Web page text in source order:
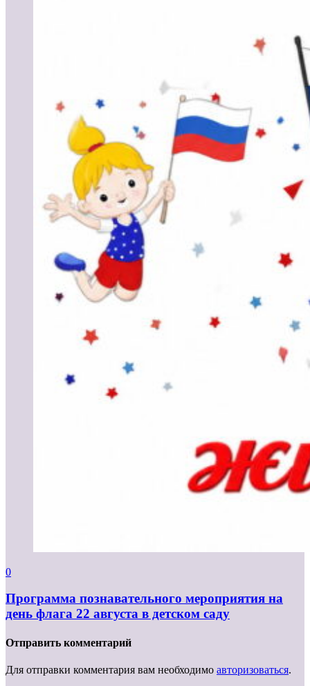
0
Программа познавательного мероприятия на
день флага 22 августа в детском саду
Отправить комментарий
Для отправки комментария вам необходимо авторизоваться.